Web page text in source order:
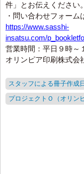
件」とお伝えください
・問い合わせフォーム
https://www.sasshi-
insatsu.com/
営業時間：平日９時～
オリンピア印刷株式会
スタッフによる冊子作成
プロジェクトＯ（オリン